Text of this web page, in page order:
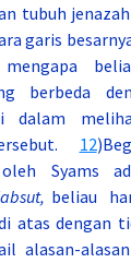
tubuh
garis
berbeda
dalam
12
Syams
beliau
atas dengan
alasan-